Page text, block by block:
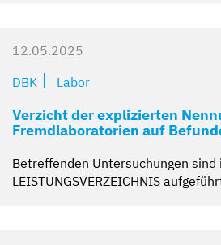
12.05.2025
DBK
Labor
Verzicht der explizierten
Fremdlaboratorien auf
Betreffenden Untersuchungen sind
LEISTUNGSVERZEICHNIS